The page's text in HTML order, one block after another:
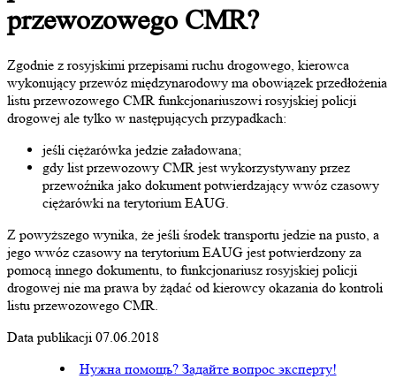
przewozowego CMR?
Zgodnie z rosyjskimi przepisami ruchu drogowego, kierowca
wykonujący przewóz międzynarodowy ma obowiązek przedłożenia
listu przewozowego CMR funkcjonariuszowi rosyjskiej policji
drogowej ale tylko w następujących przypadkach:
jeśli ciężarówka jedzie załadowana;
gdy list przewozowy CMR jest wykorzystywany przez
przewoźnika jako dokument potwierdzający wwóz czasowy
ciężarówki na terytorium EAUG.
Z powyższego wynika, że jeśli środek transportu jedzie na pusto, a
jego wwóz czasowy na terytorium EAUG jest potwierdzony za
pomocą innego dokumentu, to funkcjonariusz rosyjskiej policji
drogowej nie ma prawa by żądać od kierowcy okazania do kontroli
listu przewozowego CMR.
Data publikacji 07.06.2018
Нужна помощь? Задайте вопрос эксперту!